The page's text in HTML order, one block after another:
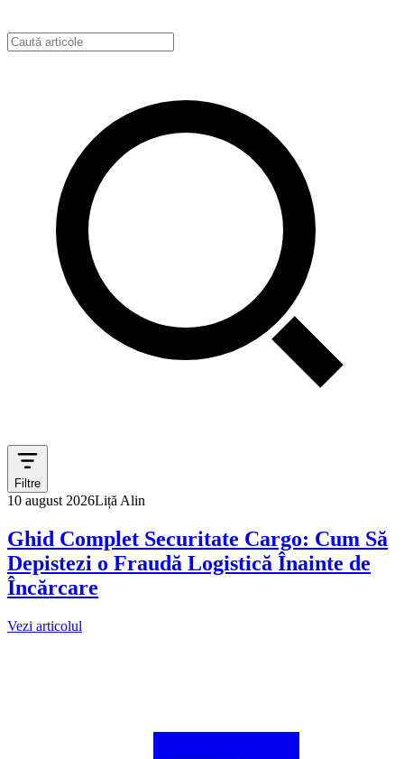
Filtre
10 august 2026Liță Alin
Ghid Complet Securitate Cargo: Cum Să
Depistezi o Fraudă Logistică Înainte de
Încărcare
Vezi articolul